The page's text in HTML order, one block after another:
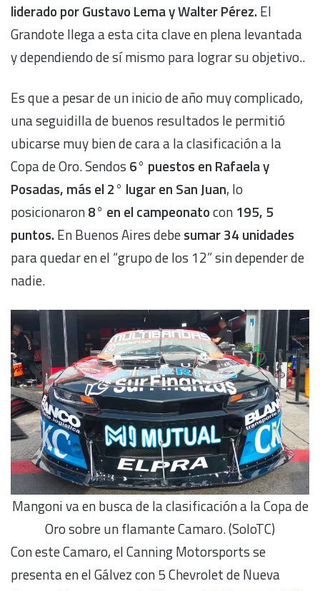
liderado por Gustavo Lema y Walter Pérez. El
Grandote llega a esta cita clave en plena levantada
y dependiendo de sí mismo para lograr su objetivo..
Es que a pesar de un inicio de año muy complicado,
una seguidilla de buenos resultados le permitió
ubicarse muy bien de cara a la clasificación a la
Copa de Oro. Sendos 6° puestos en Rafaela y
Posadas, más el 2° lugar en San Juan, lo
posicionaron8° en el campeonatocon 195, 5
puntos. En Buenos Aires debesumar 34 unidades
para quedar en el “grupo de los 12” sin depender de
nadie.
Mangoni va en busca de la clasificación a la Copa de
Oro sobre un flamante Camaro. (SoloTC)
Con este Camaro, el Canning Motorsports se
presenta en el Gálvez con 5 Chevrolet de Nueva